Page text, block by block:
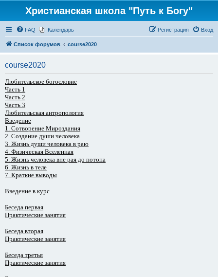
Христианская школа "Путь к Богу"
FAQ Календарь Вход
Регистрация
Список форумов course2020
course2020
Любительское богословие
Часть 1
Часть 2
Часть 3
Любительская антропология
Введение
1. Сотворение Мироздания
2. Создание души человека
3. Жизнь души человека в раю
4. Физическая Вселенная
5. Жизнь человека вне рая до потопа
6. Жизнь в теле
7. Краткие выводы
Введение в курс
Беседа первая
Практические занятия
Беседа вторая
Практические занятия
Беседа третья
Практические занятия